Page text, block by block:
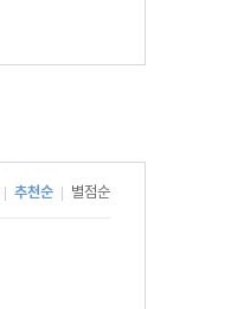
| 추천순 | 별점순